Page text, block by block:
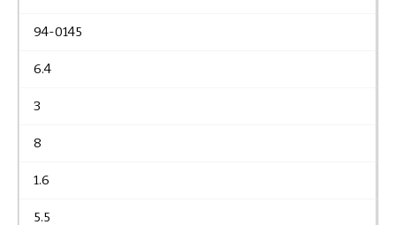
94-0145
6.4
3
8
1.6
5.5